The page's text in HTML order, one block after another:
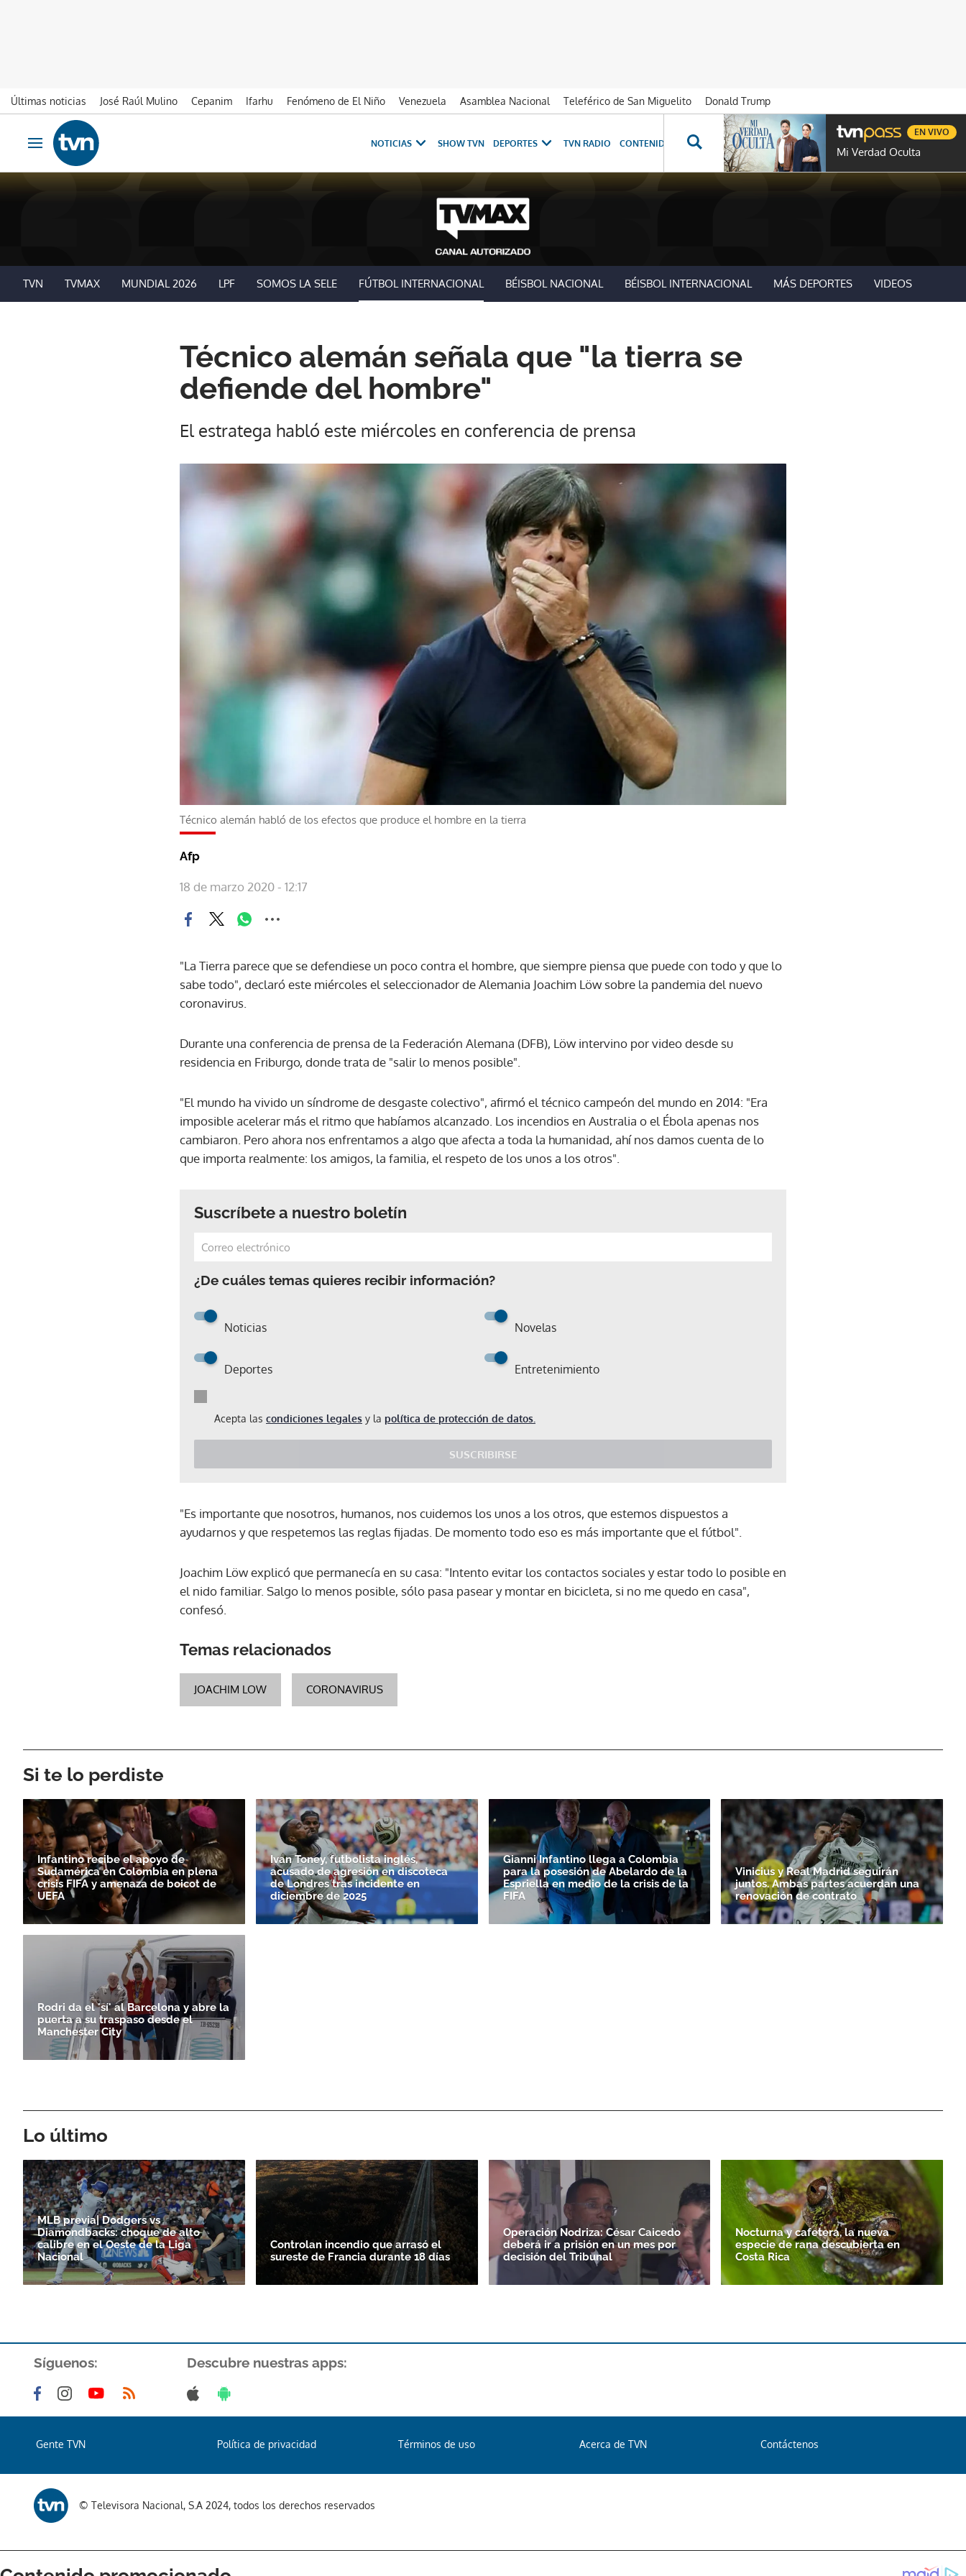
Últimas noticias José Raúl Mulino Cepanim Ifarhu Fenómeno de El Niño Venezuela Asamblea Nacional Teleférico de San Miguelito
Donald Trump
Ir al contenido
Obrir navegació
NOTICIAS SHOW TVN DEPORTES TVN RADIO CONTENIDOS ESPECIALES NOVELAS PROGRAMAS GENTE TVN
Mi Verdad Oculta
EN VIVO
TVN TVMAX MUNDIAL 2026 LPF SOMOS LA SELE FÚTBOL INTERNACIONAL BÉISBOL NACIONAL BÉISBOL INTERNACIONAL MÁS DEPORTES VIDEOS
Técnico alemán señala que "la tierra se
defiende del hombre"
El estratega habló este miércoles en conferencia de prensa
Técnico alemán habló de los efectos que produce el hombre en la tierra
Afp
18 de marzo 2020 - 12:17
"La Tierra parece que se defendiese un poco contra el hombre, que siempre piensa que puede con todo y que lo
sabe todo", declaró este miércoles el seleccionador de Alemania Joachim Löw sobre la pandemia del nuevo
coronavirus.
Durante una conferencia de prensa de la Federación Alemana (DFB), Löw intervino por video desde su
residencia en Friburgo, donde trata de "salir lo menos posible".
"El mundo ha vivido un síndrome de desgaste colectivo", afirmó el técnico campeón del mundo en 2014: "Era
imposible acelerar más el ritmo que habíamos alcanzado. Los incendios en Australia o el Ébola apenas nos
cambiaron. Pero ahora nos enfrentamos a algo que afecta a toda la humanidad, ahí nos damos cuenta de lo
que importa realmente: los amigos, la familia, el respeto de los unos a los otros".
Suscríbete a nuestro boletín
¿De cuáles temas quieres recibir información?
Noticias Novelas
Deportes Entretenimiento
Acepta las condiciones legales y la política de protección de datos.
SUSCRIBIRSE
"Es importante que nosotros, humanos, nos cuidemos los unos a los otros, que estemos dispuestos a
ayudarnos y que respetemos las reglas fijadas. De momento todo eso es más importante que el fútbol".
Joachim Löw explicó que permanecía en su casa: "Intento evitar los contactos sociales y estar todo lo posible en
el nido familiar. Salgo lo menos posible, sólo pasa pasear y montar en bicicleta, si no me quedo en casa",
confesó.
Temas relacionados
JOACHIM LOW CORONAVIRUS
Si te lo perdiste
Infantino recibe el apoyo de
Sudamérica en Colombia en plena
crisis FIFA y amenaza de boicot de
UEFA
Ivan Toney, futbolista inglés,
acusado de agresión en discoteca
de Londres tras incidente en
diciembre de 2025
Gianni Infantino llega a Colombia
para la posesión de Abelardo de la
Espriella en medio de la crisis de la
FIFA
Vinicius y Real Madrid seguirán
juntos. Ambas partes acuerdan una
renovación de contrato
Rodri da el 'sí' al Barcelona y abre la
puerta a su traspaso desde el
Manchester City
Lo último
MLB previa| Dodgers vs
Diamondbacks: choque de alto
calibre en el Oeste de la Liga
Nacional
Controlan incendio que arrasó el
sureste de Francia durante 18 días
Operación Nodriza: César Caicedo
deberá ir a prisión en un mes por
decisión del Tribunal
Nocturna y cafetera, la nueva
especie de rana descubierta en
Costa Rica
Síguenos: Descubre nuestras apps:
Gente TVN Política de privacidad Términos de uso Acerca de TVN Contáctenos
© Televisora Nacional, S.A 2024, todos los derechos reservados